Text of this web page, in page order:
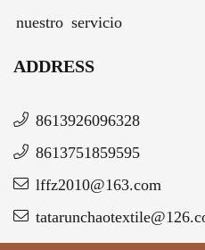
nuestro servicio
ADDRESS
8613926096328
8613751859595
lffz2010@163.com